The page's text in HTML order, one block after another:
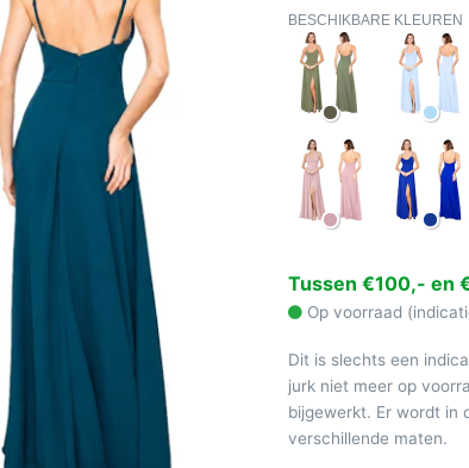
BESCHIKBARE KLEUREN
Tussen €100,- en
Op voorraad
Dit is slechts een
jurk niet meer op
bijgewerkt. Er wordt in
verschillende maten.